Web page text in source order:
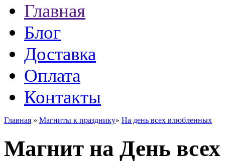
Главная
Блог
Доставка
Оплата
Контакты
Главная » Магниты к празднику» На день всех влюбленных
Магнит на День